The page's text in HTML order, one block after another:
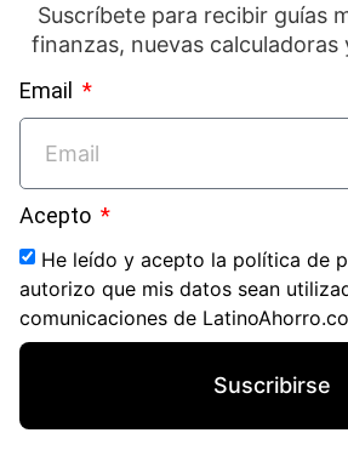
Suscríbete para recibir guías
finanzas, nuevas calculadoras
Email
Acepto
He leído y acepto la política de
autorizo que mis datos sean
comunicaciones de
Suscribirse